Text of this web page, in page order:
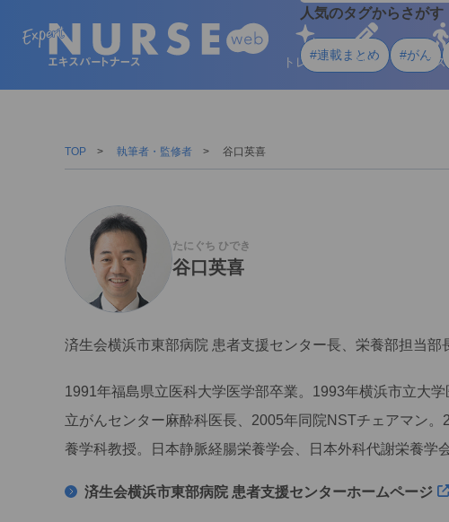
人気のタグからさがす
#連載まとめ #がん
トレンド
学ぶ ライフ
TOP 執筆者・監修者 谷口英喜
たにぐち ひでき
谷口英喜
済生会横浜市東部病院 患者支援センター長、栄養部担当部
1991年福島県立医科大学医学部卒業。1993年横浜市立大
立がんセンター麻酔科医長、2005年同院NSTチェアマン
養学科教授。日本静脈経腸栄養学会、日本外科代謝栄養学
済生会横浜市東部病院 患者支援センターホームページ